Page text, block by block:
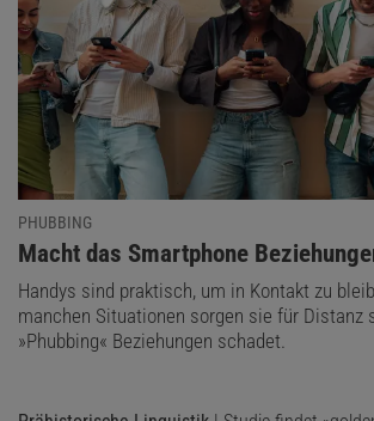
PHUBBING
:
Macht das Smartphone
Handys sind praktisch, um in Kontakt zu
manchen Situationen sorgen sie für Distanz
»Phubbing« Beziehungen schadet.